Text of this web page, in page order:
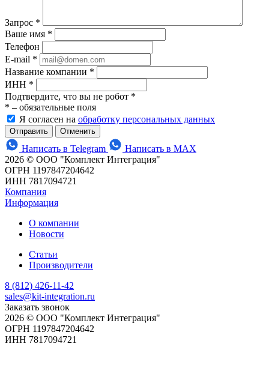
Запрос *
Ваше имя *
Телефон
E-mail *
Название компании *
ИНН *
Подтвердите, что вы не робот *
* – обязательные поля
Я согласен на обработку персональных данных
Отменить
Написать в Telegram
Написать в MAX
2026 © ООО "Комплект Интеграция"
ОГРН 1197847204642
ИНН 7817094721
Компания
Информация
О компании
Новости
Статьи
Производители
8 (812) 426-11-42
sales@kit-integration.ru
Заказать звонок
2026 © ООО "Комплект Интеграция"
ОГРН 1197847204642
ИНН 7817094721